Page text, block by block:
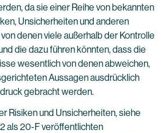
da sie einer Reihe von bekannten
Unsicherheiten und anderen
denen viele außerhalb der Kontrolle
die dazu führen könnten, dass die
wesentlich von denen abweichen,
Aussagen ausdrücklich
gebracht werden.
Risiken und Unsicherheiten, siehe
als 20-F veröffentlichten